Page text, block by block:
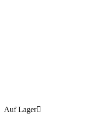
Auf Lager